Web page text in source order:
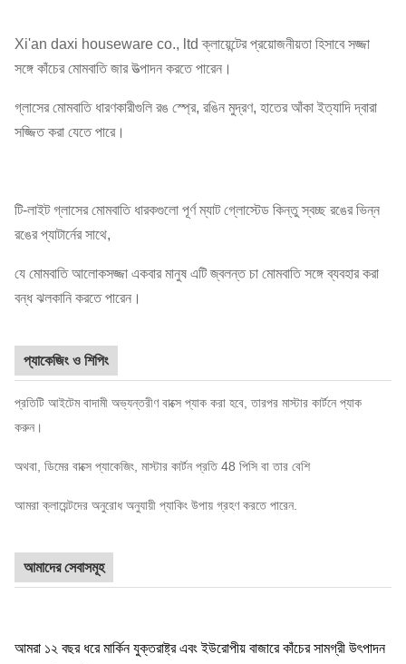
Xi'an daxi houseware co., ltd ক্লায়েন্টের প্রয়োজনীয়তা হিসাবে সজ্জা
সঙ্গে কাঁচের মোমবাতি জার উত্পাদন করতে পারেন।
গ্লাসের মোমবাতি ধারণকারীগুলি রঙ স্প্রে, রঙিন মুদ্রণ, হাতের আঁকা ইত্যাদি দ্বারা
সজ্জিত করা যেতে পারে।
টি-লাইট গ্লাসের মোমবাতি ধারকগুলো পূর্ণ ম্যাট গ্লোস্টেড কিন্তু স্বচ্ছ রঙের ভিন্ন
রঙের প্যাটার্নের সাথে,
যে মোমবাতি আলোকসজ্জা একবার মানুষ এটি জ্বলন্ত চা মোমবাতি সঙ্গে ব্যবহার করা
বন্ধ ঝলকানি করতে পারেন।
প্যাকেজিং ও শিপিং
প্রতিটি আইটেম বাদামী অভ্যন্তরীণ বাক্সে প্যাক করা হবে, তারপর মাস্টার কার্টনে প্যাক
করুন।
অথবা, ডিমের বাক্সে প্যাকেজিং, মাস্টার কার্টন প্রতি 48 পিসি বা তার বেশি
আমরা ক্লায়েন্টদের অনুরোধ অনুযায়ী প্যাকিং উপায় গ্রহণ করতে পারেন.
আমাদের সেবাসমূহ
আমরা ১২ বছর ধরে মার্কিন যুক্তরাষ্ট্র এবং ইউরোপীয় বাজারে কাঁচের সামগ্রী উৎপাদন